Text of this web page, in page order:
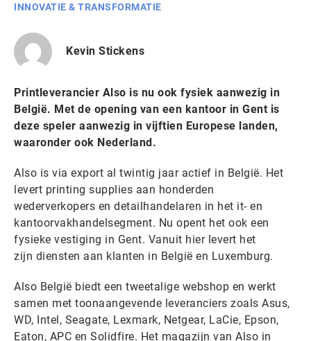
INNOVATIE & TRANSFORMATIE
Kevin Stickens
Printleverancier Also is nu ook fysiek aanwezig in
België. Met de opening van een kantoor in Gent is
deze speler aanwezig in vijftien Europese landen,
waaronder ook Nederland.
Also is via export al twintig jaar actief in België. Het
levert printing supplies aan honderden
wederverkopers en detailhandelaren in het it- en
kantoorvakhandelsegment. Nu opent het ook een
fysieke vestiging in Gent. Vanuit hier levert het
zijn diensten aan klanten in België en Luxemburg.
Also België biedt een tweetalige webshop en werkt
samen met toonaangevende leveranciers zoals Asus,
WD, Intel, Seagate, Lexmark, Netgear, LaCie, Epson,
Eaton, APC en Solidfire. Het magazijn van Also in